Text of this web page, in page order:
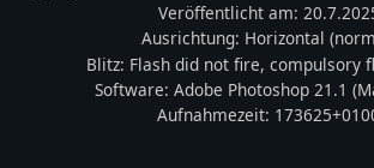
Veröffentlicht am:
Ausrichtung: Horizontal
Blitz: Flash did not fire, compulsory
Software: Adobe Photoshop 21.1
Aufnahmezeit: